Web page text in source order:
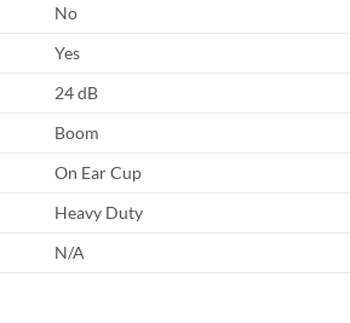
No
Yes
24 dB
Boom
On Ear Cup
Heavy Duty
N/A